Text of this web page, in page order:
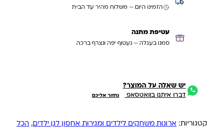
הזמינו היום — משלוח מהיר עד הבית
עטיפת מתנה
סמנו בעגלה — נעטוף יפה ונצרף ברכה
יש שאלה על המוצר?
דברו איתנו בוואטסאפ נחזור אליכם
קטגוריות: ארונות משחקים לילדים ומגירות אחסון לגן ילדים, הכל